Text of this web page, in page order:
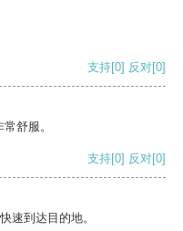
支持[0] 反对[0]
舒服。
支持[0] 反对[0]
速到达目的地。